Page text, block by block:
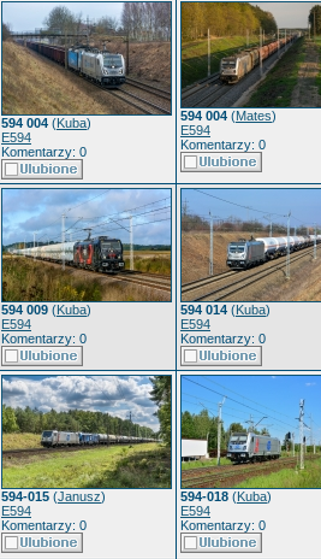
594 004 (Kuba)
E594
Komentarzy: 0
594 004 (Mates)
E594
Komentarzy: 0
594 009 (Kuba)
E594
Komentarzy: 0
594 014 (Kuba)
E594
Komentarzy: 0
594-015 (Janusz)
E594
Komentarzy: 0
594-018 (Kuba)
E594
Komentarzy: 0